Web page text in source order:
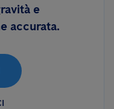
e
accurata.